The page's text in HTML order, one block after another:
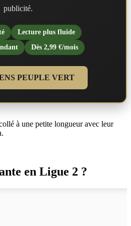
publicité.
Lecture plus fluide
Dès 2,99 €/mois
PEUPLE VERT
à une petite longueur avec leur
en Ligue 2 ?